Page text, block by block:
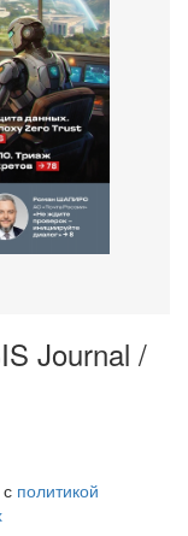
Journal /
политикой